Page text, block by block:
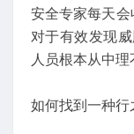
安全专家每天会
对于有效发现
人员根本从中理
如何找到一种行